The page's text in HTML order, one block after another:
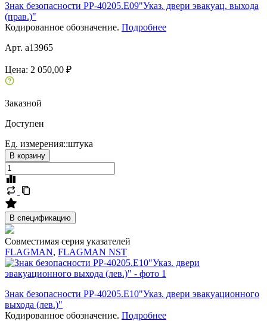
Знак безопасности PP-40205.E09"Указ. двери эвакуац. выхода
(прав.)"
Кодированное обозначение. Подробнее
Арт. a13965
Цена: 2 050,00 ₽
Заказной
Доступен
Ед. измерения::штука
В корзину
В спецификацию
Совместимая серия указателей
FLAGMAN, FLAGMAN NST
Знак безопасности PP-40205.E10"Указ. двери эвакуационного
выхода (лев.)"
Кодированное обозначение. Подробнее